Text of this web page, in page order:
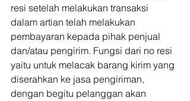
resi setelah melakukan transaksi
dalam artian telah melakukan
pembayaran kepada pihak penjual
dan/atau pengirim. Fungsi dari no resi
yaitu untuk melacak barang kirim yang
diserahkan ke jasa pengiriman,
dengan begitu pelanggan akan